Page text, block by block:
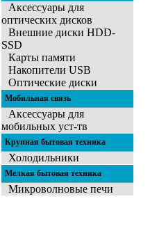
Аксессуары для
оптических дисков
Внешние диски HDD-
SSD
Карты памяти
Накопители USB
Оптические диски
Мобильная связь
Аксессуары для
мобильных уст-тв
Крупная бытовая техника
Холодильники
Мелкая бытовая техника
Микроволновые печи